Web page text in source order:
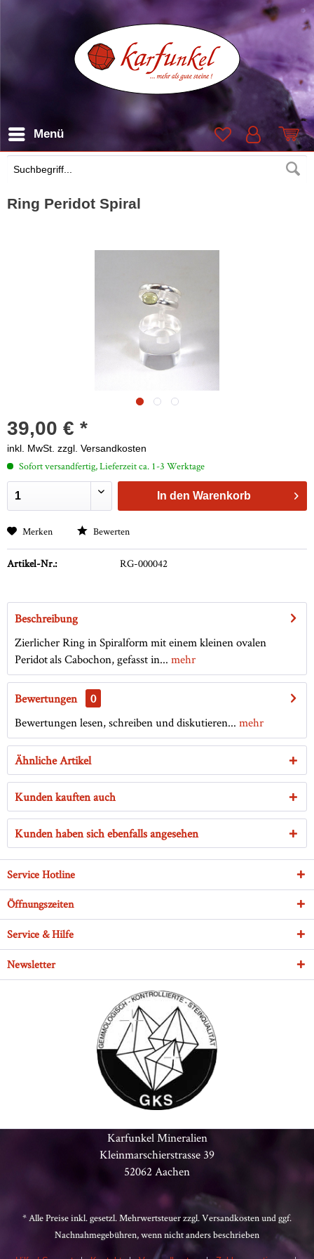
Suchen
Menü
Ring Peridot Spiral
39,00 € *
inkl. MwSt. zzgl. Versandkosten
Sofort versandfertig, Lieferzeit ca. 1-3 Werktage
In den Warenkorb
Merken Bewerten
Artikel-Nr.: RG-000042
Beschreibung
Zierlicher Ring in Spiralform mit einem kleinen ovalen
Peridot als Cabochon, gefasst in... mehr
Bewertungen
0
Bewertungen lesen, schreiben und diskutieren... mehr
Ähnliche Artikel
Kunden kauften auch
Kunden haben sich ebenfalls angesehen
Service Hotline
Öffnungszeiten
Service & Hilfe
Newsletter
Karfunkel Mineralien
Kleinmarschierstrasse 39
52062 Aachen
* Alle Preise inkl. gesetzl. Mehrwertsteuer zzgl.Versandkostenund ggf.
Nachnahmegebühren, wenn nicht anders beschrieben